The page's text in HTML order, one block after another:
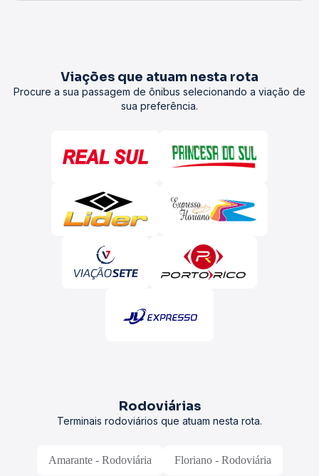
Viações que atuam nesta rota
Procure a sua passagem de ônibus selecionando a viação de
sua preferência.
Rodoviárias
Terminais rodoviários que atuam nesta rota.
Amarante - Rodoviária Floriano - Rodoviária